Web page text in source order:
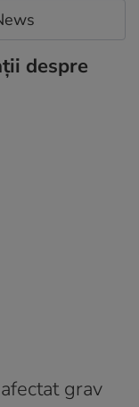
despre
grav